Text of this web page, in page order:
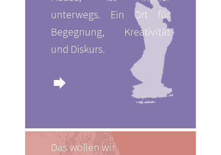
unterwegs. Ein Ort für
Begegnung, Kreativität
und Diskurs.
forward
Das wollen wir